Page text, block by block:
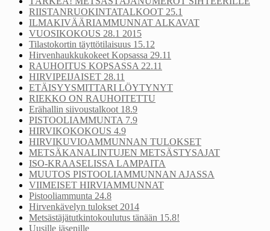
RIISTANRUOKINTATALKOOT 25.1
ILMAKIVÄÄRIAMMUNNAT ALKAVAT
VUOSIKOKOUS 28.1 2015
Tilastokortin täyttötilaisuus 15.12
Hirvenhaukkukokeet Kopsassa 29.11
RAUHOITUS KOPSASSA 22.11
HIRVIPEIJAISET 28.11
ETÄISYYSMITTARI LÖYTYNYT
RIEKKO ON RAUHOITETTU
Erähallin siivoustalkoot 18.9
PISTOOLIAMMUNTA 7.9
HIRVIKOKOKOUS 4.9
HIRVIKUVIOAMMUNNAN TULOKSET
METSÄKANALINTUJEN METSÄSTYSAJAT
ISO-KRAASELISSA LAMPAITA
MUUTOS PISTOOLIAMMUNNAN AJASSA
VIIMEISET HIRVIAMMUNNAT
Pistooliammunta 24.8
Hirvenkävelyn tulokset 2014
Metsästäjätutkintokoulutus tänään 15.8!
Uusille jäsenille